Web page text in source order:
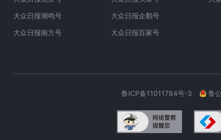
大众日报潮鸣号
大众日报南方号
大众日报企鹅号
大众日报百家号
鲁ICP备11011784号-3 鲁